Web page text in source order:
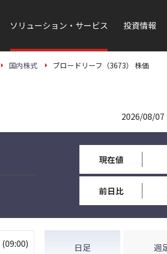
ソリューション・サービス 投資情報
国内株式 ブロードリーフ（3673） 株価
2026/08/07
現在値
前日比
(09:00) 日足 週